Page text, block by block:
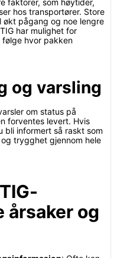
faktorer, som høytider,
hos transportører. Store
økt pågang og noe lengre
har mulighet for
hvor pakken
og varsling
om status på
forventes levert. Hvis
bli informert så raskt som
trygghet gjennom hele
årsaker og